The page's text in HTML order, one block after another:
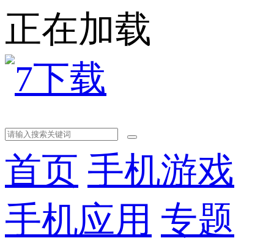
正在加载
首页 手机游戏
手机应用 专题